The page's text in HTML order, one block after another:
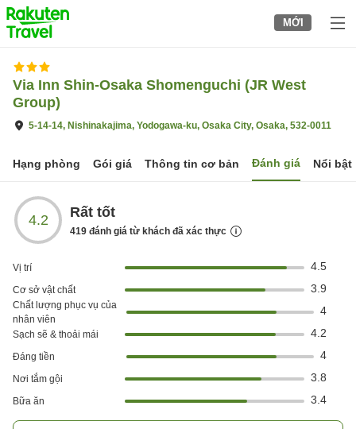
to
top
page
MỚI
Via Inn Shin-Osaka Shomenguchi (JR West
Group)
5-14-14, Nishinakajima, Yodogawa-ku, Osaka City, Osaka, 532-0011
Hạng phòng Gói giá Thông tin cơ bản Đánh giá Nổi bật
4.2 Rất tốt
419 đánh giá từ khách đã xác thực
Vị trí 4.5
Cơ sở vật chất 3.9
Chất lượng phục vụ của
nhân viên
4
Sạch sẽ & thoải mái 4.2
Đáng tiền 4
Nơi tắm gội 3.8
Bữa ăn 3.4